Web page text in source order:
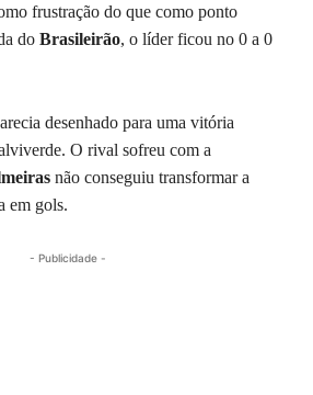
frustração do que como ponto
do Brasileirão, o líder ficou no 0 a 0
desenhado para uma vitória
O rival sofreu com a
não conseguiu transformar a
em gols.
- Publicidade -